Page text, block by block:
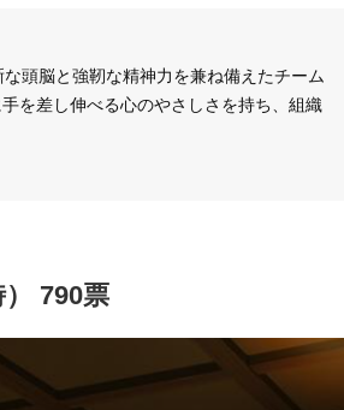
頭脳と強靭な精神力を兼ね備えたチーム
を差し伸べる心のやさしさを持ち、組織
790票